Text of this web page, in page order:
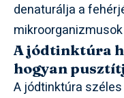
denaturálja a
A jódtinktúra
hogyan
A jódtinktúra